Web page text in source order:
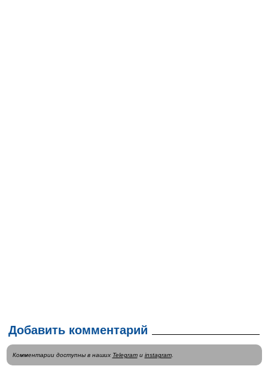
Добавить комментарий
Комментарии доступны в наших Telegramи instagram.